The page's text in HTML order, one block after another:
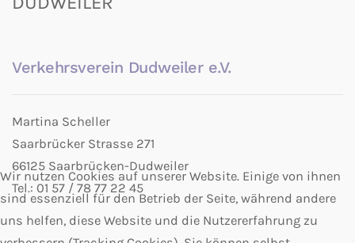
Verkehrsverein Dudweiler e.V.
Martina Scheller
Saarbrücker Strasse 271
66125 Saarbrücken-Dudweiler
Tel.: 01 57 / 78 77 22 45
Wir nutzen Cookies auf unserer Website. Einige von ihnen
sind essenziell für den Betrieb der Seite, während andere
uns helfen, diese Website und die Nutzererfahrung zu